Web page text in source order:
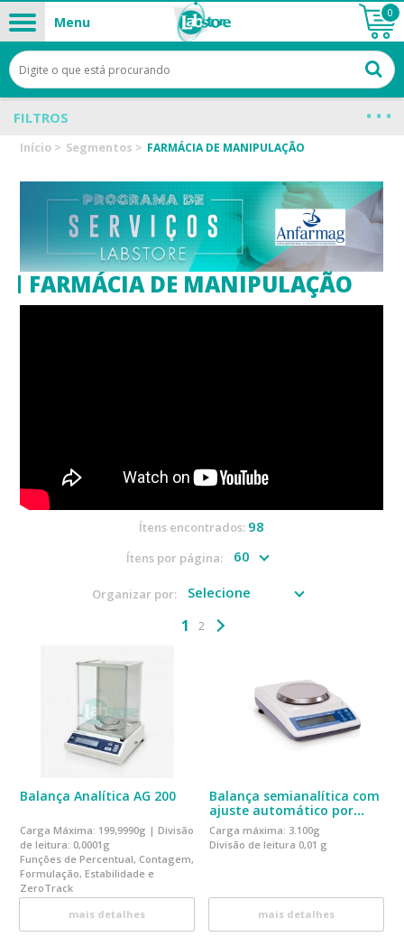
Menu
0
Início > Segmentos > FARMÁCIA DE MANIPULAÇÃO
FILTROS
FARMÁCIA DE MANIPULAÇÃO
Ítens encontrados: 98
Ítens por página:
Organizar por:
1 2
Balança Analítica AG 200
Carga Máxima: 199,9990g | Divisão
de leitura: 0,0001g
Funções de Percentual, Contagem,
Formulação, Estabilidade e
ZeroTrack
mais detalhes
Balança semianalítica com
ajuste automático por
peso interno BK3000
Carga máxima: 3.100g
Divisão de leitura 0,01 g
mais detalhes